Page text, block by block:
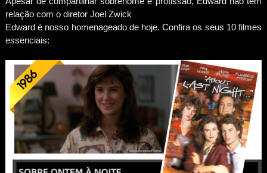
relação com o diretor Joel Zwick
Edward é nosso homenageado de hoje. Confira os seus 10 filmes
essenciais: